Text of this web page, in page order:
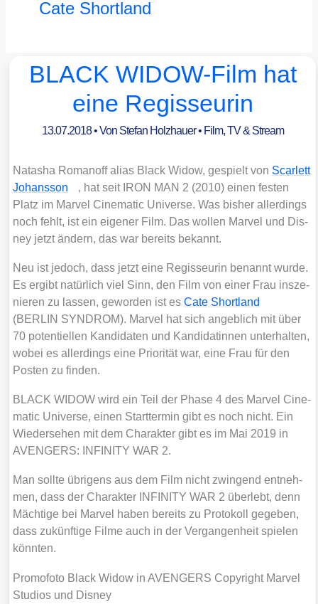
Cate Shortland
BLACK WIDOW-Film hat
eine Regisseurin
13.07.2018• Von Stefan Holzhauer• Film, TV & Stream
Nata­sha Roman­off ali­as Black Widow, gespielt von Scar­lett
Johans­son
, hat seit IRON MAN 2 (2010) einen fes­ten
Platz im Mar­vel Cine­ma­tic Uni­ver­se. Was bis­her aller­dings
noch fehlt, ist ein eige­ner Film. Das wol­len Mar­vel und Dis­
ney jetzt ändern, das war bereits bekannt.
Neu ist jedoch, dass jetzt eine Regis­seu­rin benannt wur­de.
Es ergibt natür­lich viel Sinn, den Film von einer Frau insze­
nie­ren zu las­sen, gewor­den ist esCate Short­land
(BERLIN SYNDROM). Mar­vel hat sich angeb­lich mit über
70 poten­ti­el­len Kan­di­da­ten und Kan­di­da­tin­nen unter­hal­ten,
wobei es aller­dings eine Prio­ri­tät war, eine Frau für den
Pos­ten zu fin­den.
BLACK WIDOW wird ein Teil der Pha­se 4 des Mar­vel Cine­
ma­tic Uni­ver­se, einen Start­ter­min gibt es noch nicht. Ein
Wie­der­se­hen mit dem Cha­rak­ter gibt es im Mai 2019 in
AVENGERS: INFINITY WAR 2.
Man soll­te übri­gens aus dem Film nicht zwin­gend ent­neh­
men, dass der Cha­rak­ter INFINITY WAR 2 über­lebt, denn
Mäch­ti­ge bei Mar­vel haben bereits zu Pro­to­koll gege­ben,
dass zukünf­ti­ge Fil­me auch in der Ver­gan­gen­heit spie­len
könn­ten.
Pro­mo­fo­to Black Widow in AVENGERS Copy­right Mar­vel
Stu­di­os und Dis­ney